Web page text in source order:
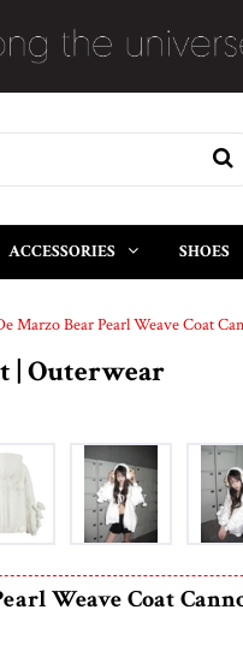
ACCESSORIES SHOES
Marzo Bear Pearl Weave Coat
| Outerwear
prev
Weave Coat